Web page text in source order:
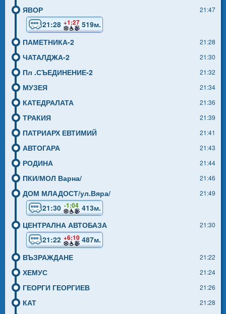
ЯВОР 21:47
21:28 +1:27 519м.
ПАМЕТНИКА-2
21:28
ЧАТАЛДЖА-2 21:30
Пл .СЪЕДИНЕНИЕ-2 21:32
МУЗЕЯ 21:34
КАТЕДРАЛАТА 21:36
ТРАКИЯ 21:39
ПАТРИАРХ ЕВТИМИЙ 21:41
АВТОГАРА 21:43
РОДИНА 21:44
ПКИ/МОЛ Варна/ 21:46
ДОМ МЛАДОСТ/ул.Вяра/ 21:49
21:30 -1:04 413м.
ЦЕНТРАЛНА АВТОБАЗА
21:30
21:22 +6:10 487м.
ВЪЗРАЖДАНЕ
21:22
ХЕМУС 21:24
ГЕОРГИ ГЕОРГИЕВ 21:26
КАТ 21:28